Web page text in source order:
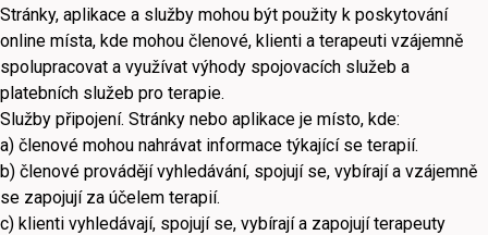
Stránky, aplikace a služby mohou být použity k poskytování
online místa, kde mohou členové, klienti a terapeuti vzájemně
spolupracovat a využívat výhody spojovacích služeb a
platebních služeb pro terapie.
Služby připojení. Stránky nebo aplikace je místo, kde:
a) členové mohou nahrávat informace týkající se terapií.
b) členové provádějí vyhledávání, spojují se, vybírají a vzájemně
se zapojují za účelem terapií.
c) klienti vyhledávají, spojují se, vybírají a zapojují terapeuty